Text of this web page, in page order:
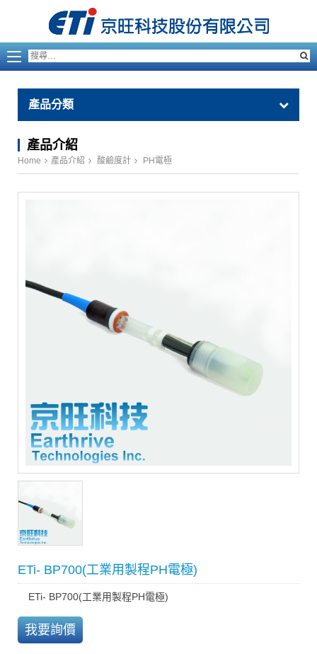
產品分類
產品介紹
Home 產品介紹 酸鹼度計 PH電極
ETi- BP700(工業用製程PH電極)
ETi- BP700(工業用製程PH電極)
我要詢價